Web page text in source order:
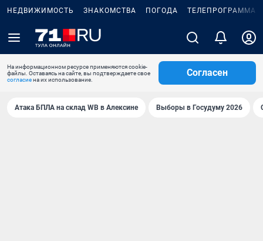
НЕДВИЖИМОСТЬ ЗНАКОМСТВА ПОГОДА ТЕЛЕПРОГРАММА
На информационном ресурсе применяются cookie-
файлы. Оставаясь на сайте, вы подтверждаете свое
согласиена их использование.
Согласен
Атака БПЛА на склад WB в Алексине Выборы в Госудуму 2026